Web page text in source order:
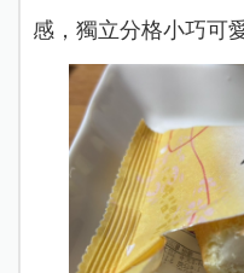
感，獨立分格小巧可